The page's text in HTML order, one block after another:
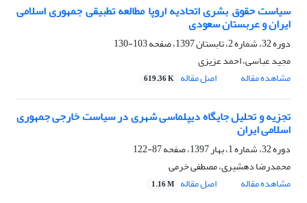
سیاست حقوق بشری اتحادیه اروپا مطالعه تطبیقی جمهوری اسلامی
ایران و عربستان سعودی
دوره 32، شماره 2، تابستان 1397، صفحه
103-130
مجید عباسی، احمد عزیزی
مشاهده مقاله
اصل مقاله 619.36 K
تجزیه و تحلیل جایگاه دیپلماسی شهری در سیاست خارجی جمهوری
اسلامی ایران
دوره 32، شماره 1، بهار 1397، صفحه
87-122
محمدرضا دهشیری، مصطفی خرمی
مشاهده مقاله
اصل مقاله 1.16 M